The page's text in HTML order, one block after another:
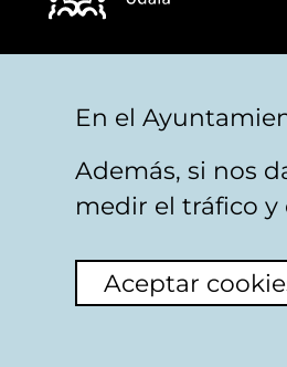
Legal warning Privacy
En el
Además, si nos
medir el tráfico y
Aceptar